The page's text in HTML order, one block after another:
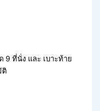
9 ที่นั่ง และ เบาะท้าย
ติ